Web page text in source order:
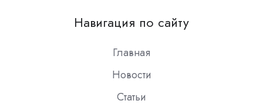
Slack
Навигация по сайту
Главная
Новости
Статьи